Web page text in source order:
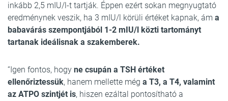
inkább 2,5 mIU/l-t tartják. Éppen ezért sokan megnyugtató
eredménynek veszik, ha 3 mIU/l körüli értéket kapnak, ám a
babavárás szempontjából 1-2 mIU/l közti tartományt
tartanak ideálisnak a szakemberek.
“Igen fontos, hogy ne csupán a TSH értéket
ellenőriztessük, hanem mellette még a T3, a T4, valamint
az ATPO szintjét is, hiszen ezáltal pontosítható a